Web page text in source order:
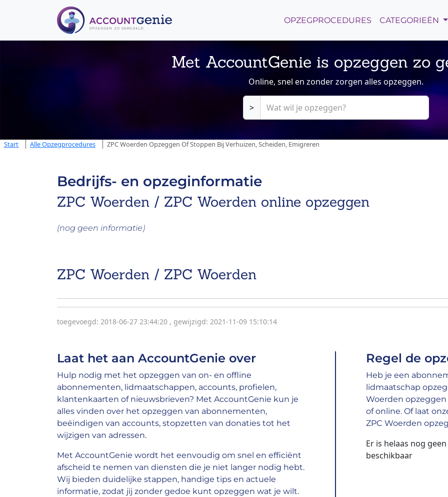
OPZEGPROCEDURES CATEGORIEËN
Met AccountGenie is opzeggen zo
Online, snel en zonder zorgen alles opzeggen.
>
Start Alle Opzegprocedures ZPC Woerden Opzeggen Of Stoppen Bij Verhuizen, Scheiden, Emigreren
Bedrijfs- en opzeginformatie
ZPC Woerden / ZPC Woerden online opzeggen
(nog geen informatie)
ZPC Woerden / ZPC Woerden
toegevoegd: 2018-06-27 23:44:20 , gewijzigd: 2021-11-09 15:10:14
Laat het aan AccountGenie over
Hulp nodig met het opzeggen van on- en offline
abonnementen, lidmaatschappen, accounts, profielen,
klantenkaarten of nieuwsbrieven? Met AccountGenie kun je
alles vinden over het opzeggen van abonnementen,
beëindigen van accounts, stopzetten van donaties tot het
wijzigen van adressen.
Met AccountGenie wordt het eenvoudig om snel en efficiënt
afscheid te nemen van diensten die je niet langer nodig hebt.
Wij bieden duidelijke stappen, handige tips en actuele
informatie, zodat jij zonder gedoe kunt opzeggen wat je wilt.
Regel de
Heb je een
lidmaatschap
Woerden
of online. Of laat
ZPC Woerden
Er is helaas nog
beschikbaar